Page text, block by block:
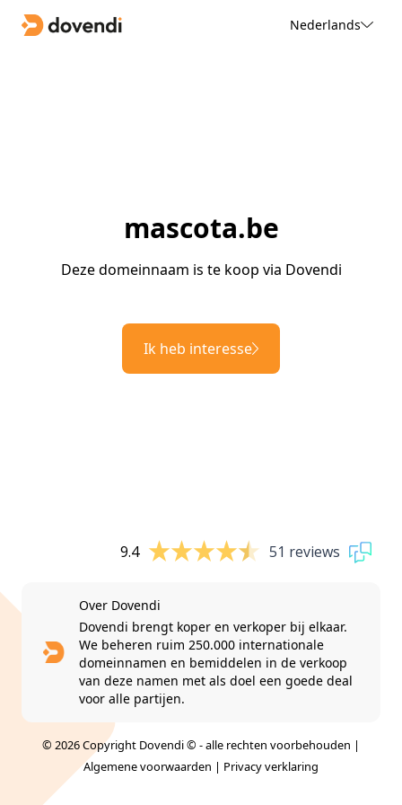
Nederlands
mascota.be
Deze domeinnaam is te koop via Dovendi
Ik heb interesse
9.4 51 reviews
Over Dovendi
Dovendi brengt koper en verkoper bij elkaar.
We beheren ruim 250.000 internationale
domeinnamen en bemiddelen in de verkoop
van deze namen met als doel een goede deal
voor alle partijen.
© 2026 Copyright Dovendi © - alle rechten voorbehouden |
Algemene voorwaarden | Privacy verklaring